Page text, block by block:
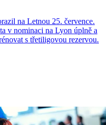
na Letnou 25. července.
v nominaci na Lyon úplně a
s třetiligovou rezervou.